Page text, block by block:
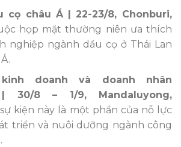
cọ châu Á | 22-23/8, Chonburi,
họp mặt thường niên ưa thích
nghiệp ngành dầu cọ ở Thái Lan
doanh và doanh nhân
| 30/8 – 1/9, Mandaluyong,
sự kiện này là một phần của nỗ lực
triển và nuôi dưỡng ngành công